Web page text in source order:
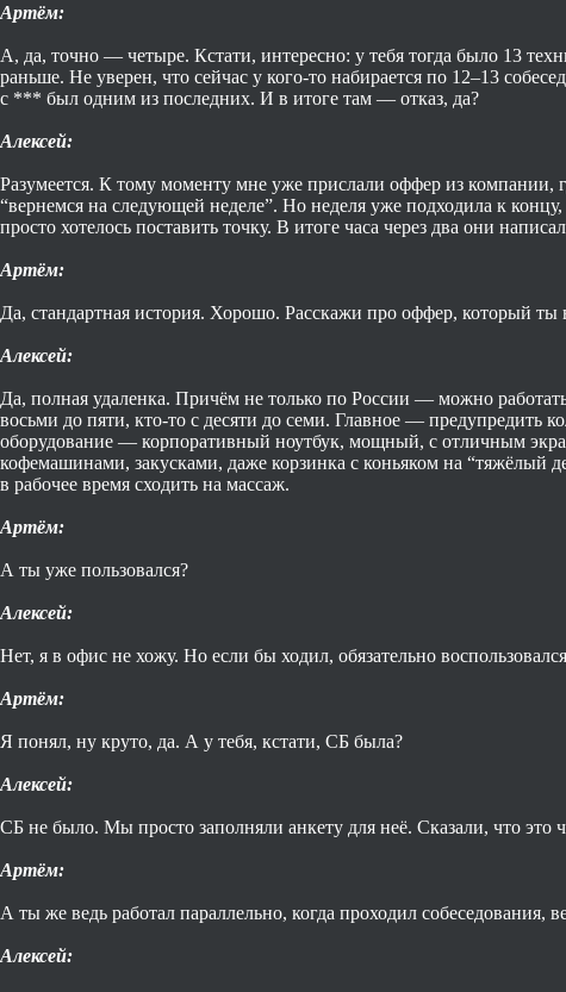
Артём:
А, да, точно — четыре. Кстати, интересно: у тебя тогда было 13
раньше. Не уверен, что сейчас у кого-то набирается по 12–13
с *** был одним из последних. И в итоге там — отказ, да?
Алексей:
Разумеется. К тому моменту мне уже прислали оффер из
“вернемся на следующей неделе”. Но неделя уже подходила к
просто хотелось поставить точку. В итоге часа через два они
Артём:
Да, стандартная история. Хорошо. Расскажи про оффер, который
Алексей:
Да, полная удаленка. Причём не только по России — можно
восьми до пяти, кто-то с десяти до семи. Главное — предупредить
оборудование — корпоративный ноутбук, мощный, с отличным
кофемашинами, закусками, даже корзинка с коньяком на “тяжёлый
в рабочее время сходить на массаж.
Артём:
А ты уже пользовался?
Алексей:
Нет, я в офис не хожу. Но если бы ходил, обязательно
Артём:
Я понял, ну круто, да. А у тебя, кстати, СБ была?
Алексей:
СБ не было. Мы просто заполняли анкету для неё. Сказали, что это
Артём:
А ты же ведь работал параллельно, когда проходил собеседования,
Алексей: